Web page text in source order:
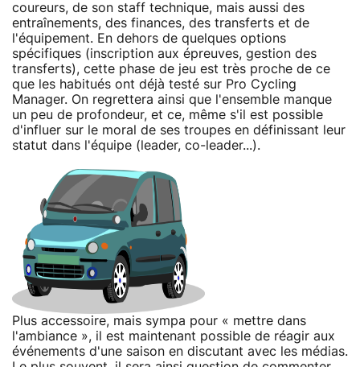
coureurs, de son staff technique, mais aussi des
entraînements, des finances, des transferts et de
l'équipement. En dehors de quelques options
spécifiques (inscription aux épreuves, gestion des
transferts), cette phase de jeu est très proche de ce
que les habitués ont déjà testé sur Pro Cycling
Manager. On regrettera ainsi que l'ensemble manque
un peu de profondeur, et ce, même s'il est possible
d'influer sur le moral de ses troupes en définissant leur
statut dans l'équipe (leader, co-leader...).
Plus accessoire, mais sympa pour « mettre dans
l'ambiance », il est maintenant possible de réagir aux
événements d'une saison en discutant avec les médias.